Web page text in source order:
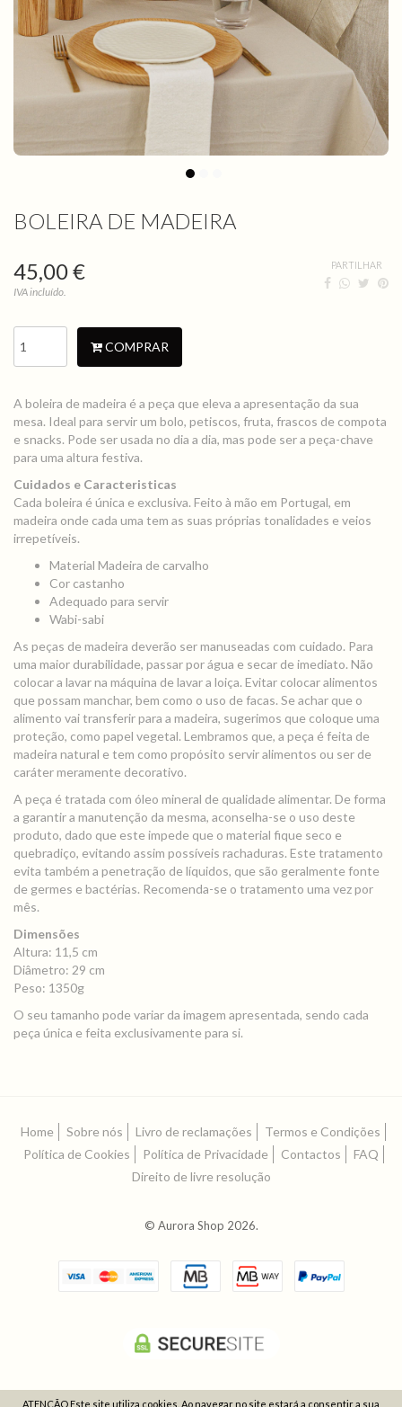
BOLEIRA DE MADEIRA
45,00 €
IVA incluído.
PARTILHAR
COMPRAR
A boleira de madeira é a peça que eleva a apresentação da sua
mesa. Ideal para servir um bolo, petiscos, fruta, frascos de compota
e snacks. Pode ser usada no dia a dia, mas pode ser a peça-chave
para uma altura festiva.
Cuidados e Caracteristicas
Cada boleira é única e exclusiva. Feito à mão em Portugal, em
madeira onde cada uma tem as suas próprias tonalidades e veios
irrepetíveis.
Material Madeira de carvalho
Cor castanho
Adequado para servir
Wabi-sabi
As peças de madeira deverão ser manuseadas com cuidado. Para
uma maior durabilidade, passar por água e secar de imediato. Não
colocar a lavar na máquina de lavar a loiça. Evitar colocar alimentos
que possam manchar, bem como o uso de facas. Se achar que o
alimento vai transferir para a madeira, sugerimos que coloque uma
proteção, como papel vegetal. Lembramos que, a peça é feita de
madeira natural e tem como propósito servir alimentos ou ser de
caráter meramente decorativo.
A peça é tratada com óleo mineral de qualidade alimentar. De forma
a garantir a manutenção da mesma, aconselha-se o uso deste
produto, dado que este impede que o material fique seco e
quebradiço, evitando assim possíveis rachaduras. Este tratamento
evita também a penetração de líquidos, que são geralmente fonte
de germes e bactérias. Recomenda-se o tratamento uma vez por
mês.
Dimensões
Altura: 11,5 cm
Diâmetro: 29 cm
Peso: 1350g
O seu tamanho pode variar da imagem apresentada, sendo cada
peça única e feita exclusivamente para si.
Home Sobre nós Livro de reclamações
Termos e Condições
Política de Cookies
Política de Privacidade Contactos
FAQ
Direito de livre resolução
© Aurora Shop 2026.
ATENÇÃO Este site utiliza cookies. Ao navegar no site estará a consentir a sua